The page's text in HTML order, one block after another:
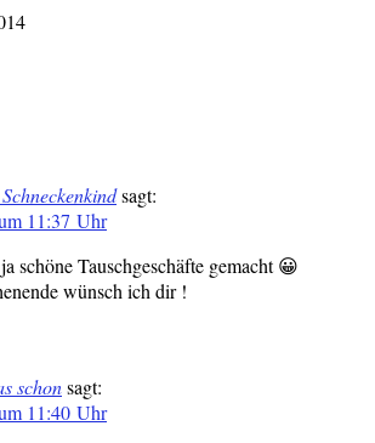
sagt:
11:37 Uhr
schöne Tauschgeschäfte gemacht 😀
wünsch ich dir !
schonsagt:
11:40 Uhr